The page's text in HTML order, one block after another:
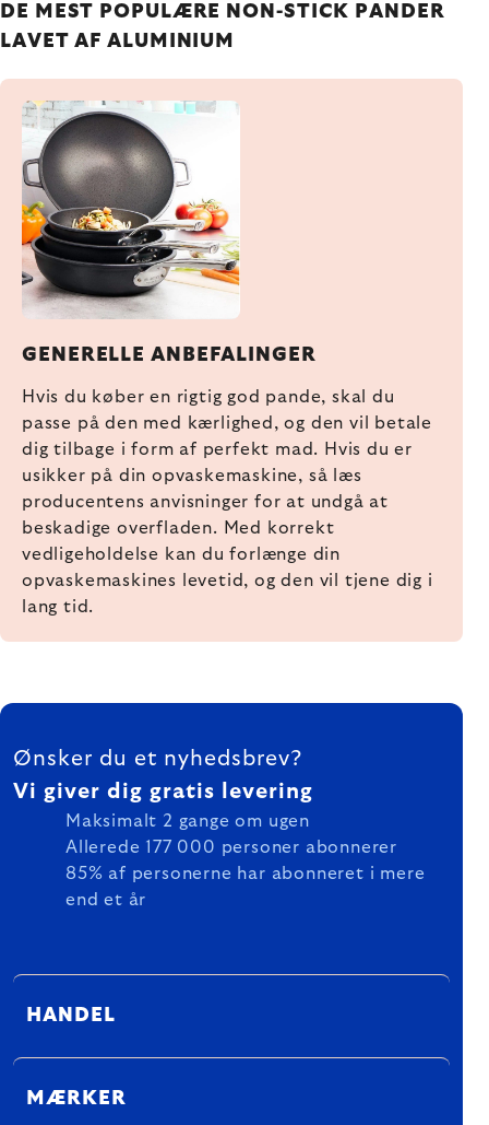
DE MEST POPULÆRE NON-STICK PANDER
LAVET AF ALUMINIUM
GENERELLE ANBEFALINGER
Hvis du køber en rigtig god pande, skal du
passe på den med kærlighed, og den vil betale
dig tilbage i form af perfekt mad. Hvis du er
usikker på din opvaskemaskine, så læs
producentens anvisninger for at undgå at
beskadige overfladen. Med korrekt
vedligeholdelse kan du forlænge din
opvaskemaskines levetid, og den vil tjene dig i
lang tid.
FOOTER
Ønsker du et nyhedsbrev?
Vi giver dig gratis levering
Maksimalt 2 gange om ugen
Allerede 177 000 personer abonnerer
85% af personerne har abonneret i mere
end et år
HANDEL
MÆRKER